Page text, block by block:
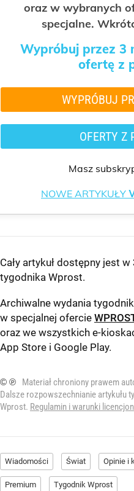
oraz w wybranych
specjalne.
Wypróbuj przez 3
ofertę z
WYPRÓBUJ
OFERTY Z
Masz
NOWE ARTYKUŁY
Cały artykuł dostępny jest w
tygodnika Wprost.
Archiwalne wydania
w specjalnej ofercie
oraz we wszystkich e-
App Store i Google Play.
© ℗
Materiał chroniony prawem
Dalsze rozpowszechnianie artykułu
Wprost. Regulamin i warunki
Wiadomości Świat Opinie i
Premium Tygodnik Wprost